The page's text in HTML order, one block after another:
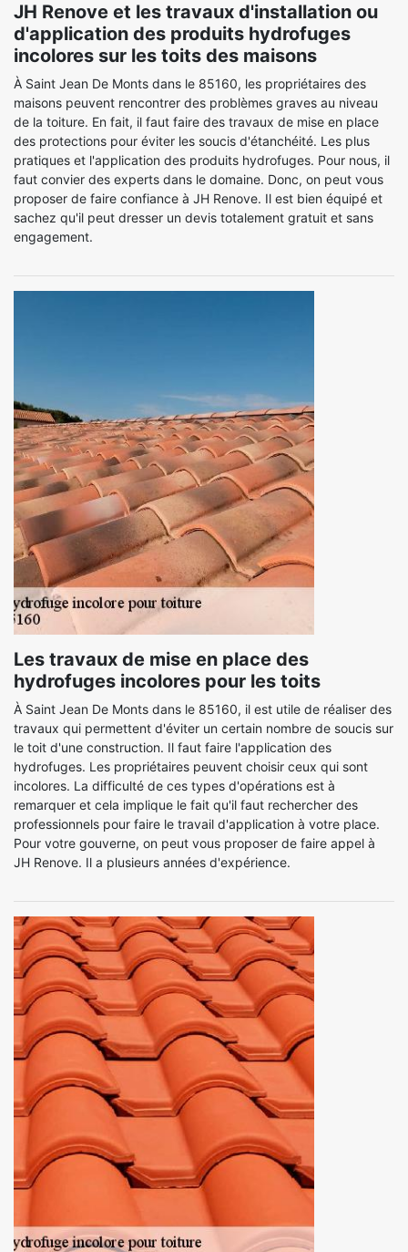
JH Renove et les travaux d'installation ou
d'application des produits hydrofuges
incolores sur les toits des maisons
À Saint Jean De Monts dans le 85160, les propriétaires des
maisons peuvent rencontrer des problèmes graves au niveau
de la toiture. En fait, il faut faire des travaux de mise en place
des protections pour éviter les soucis d'étanchéité. Les plus
pratiques et l'application des produits hydrofuges. Pour nous, il
faut convier des experts dans le domaine. Donc, on peut vous
proposer de faire confiance à JH Renove. Il est bien équipé et
sachez qu'il peut dresser un devis totalement gratuit et sans
engagement.
Les travaux de mise en place des
hydrofuges incolores pour les toits
À Saint Jean De Monts dans le 85160, il est utile de réaliser des
travaux qui permettent d'éviter un certain nombre de soucis sur
le toit d'une construction. Il faut faire l'application des
hydrofuges. Les propriétaires peuvent choisir ceux qui sont
incolores. La difficulté de ces types d'opérations est à
remarquer et cela implique le fait qu'il faut rechercher des
professionnels pour faire le travail d'application à votre place.
Pour votre gouverne, on peut vous proposer de faire appel à
JH Renove. Il a plusieurs années d'expérience.